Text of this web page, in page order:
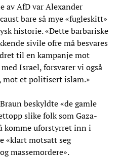
av AfD var Alexander
bare så mye «fugleskitt»
historie. «Dette barbariske
sivile ofre må besvares
til en kampanje mot
Israel, forsvarer vi også
mot et politisert islam.»
beskyldte «de gamle
slike folk som Gaza-
komme uforstyrret inn i
«klart motsatt seg
massemordere».